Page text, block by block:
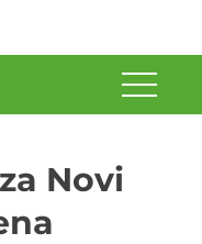
Novi